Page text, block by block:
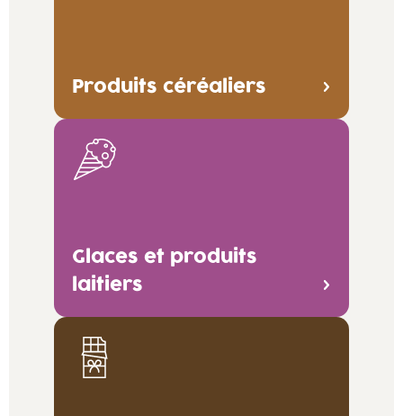
Produits céréaliers
Glaces et produits
laitiers